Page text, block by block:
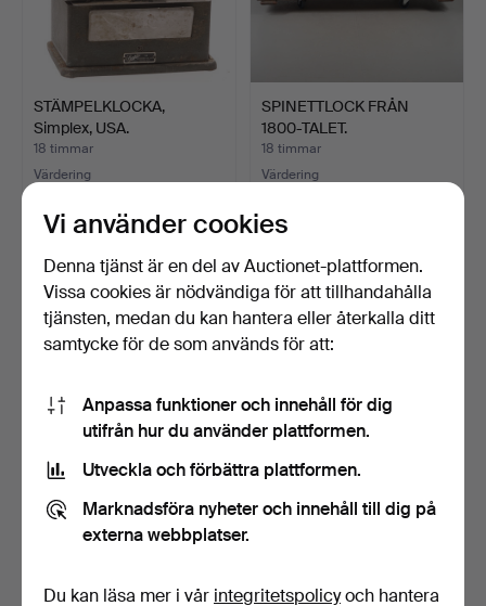
STÄMPELKLOCKA,
Simplex, USA.
18 timmar
Värdering
SPINETTLOCK FRÅN
1800-TALET.
18 timmar
Värdering
PHILIPPE STARCK.
18 timmar
MARITIMA TRYCK M.M.
18 timmar
Vi använder cookies
Denna tjänst är en del av Auctionet-plattformen.
Vissa cookies är nödvändiga för att tillhandahålla
tjänsten, medan du kan hantera eller återkalla ditt
samtycke för de som används för att:
Anpassa funktioner och innehåll för dig
utifrån hur du använder plattformen.
Utveckla och förbättra plattformen.
Marknadsföra nyheter och innehåll till dig på
externa webbplatser.
Du kan läsa mer i vår integritetspolicyoch hantera